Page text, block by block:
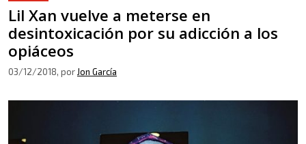
Lil Xan vuelve a meterse en
desintoxicación por su adicción a los
opiáceos
03/12/2018, por Jon García